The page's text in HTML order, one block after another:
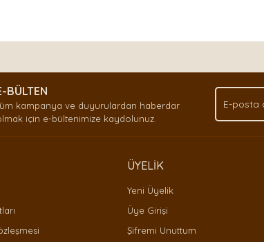
BÜLTEN
kampanya ve duyurulardan haberdar
için e-bültenimize kaydolunuz.
ÜYELİK
Yeni Üyelik
Üye Girişi
Şifremi Unuttum